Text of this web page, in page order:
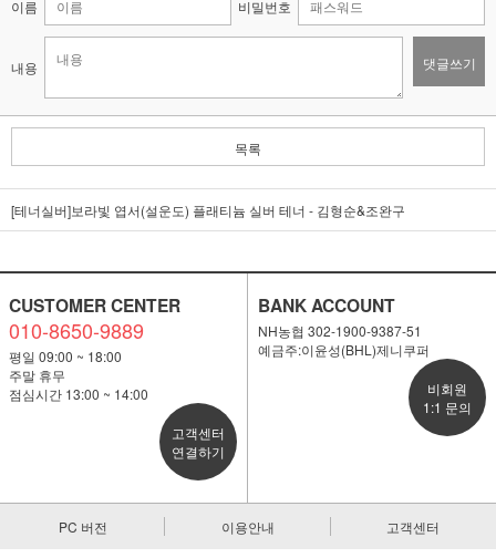
이름 비밀번호
내용 댓글쓰기
목록
[테너실버]보라빛 엽서(설운도) 플래티늄 실버 테너 - 김형순&조완구
CUSTOMER CENTER
010-8650-9889
평일 09:00 ~ 18:00
주말 휴무
점심시간 13:00 ~ 14:00
고객센터
연결하기
BANK ACCOUNT
NH농협 302-1900-9387-51
예금주:이윤성(BHL)제니쿠퍼
비회원
1:1 문의
PC 버전 이용안내 고객센터